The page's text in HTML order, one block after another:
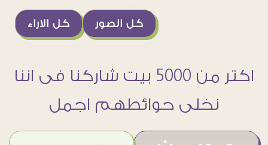
كل الاراء كل الصور
اكتر من 5000 بيت شاركنا فى اننا
نخلى حوائطهم اجمل